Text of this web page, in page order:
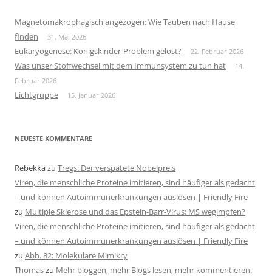
Magnetomakrophagisch angezogen: Wie Tauben nach Hause
finden
31. Mai 2026
Eukaryogenese: Königskinder-Problem gelöst? 22. Februar 2026
Was unser Stoffwechsel mit dem Immunsystem zu tun hat
14.
Februar 2026
Lichtgruppe 15. Januar 2026
NEUESTE KOMMENTARE
Rebekkazu Tregs: Der verspätete Nobelpreis
Viren, die menschliche Proteine imitieren, sind häufiger als gedacht
– und können Autoimmunerkrankungen auslösen | Friendly Fire
zu Multiple Sklerose und das Epstein-Barr-Virus: MS wegimpfen?
Viren, die menschliche Proteine imitieren, sind häufiger als gedacht
– und können Autoimmunerkrankungen auslösen | Friendly Fire
zu Abb. 82: Molekulare Mimikry
Thomaszu Mehr bloggen, mehr Blogs lesen, mehr kommentieren.